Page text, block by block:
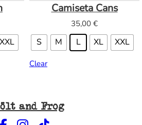
XXL
Camiseta Cans
35,00 €
S M L XL XXL
Clear
and Frog